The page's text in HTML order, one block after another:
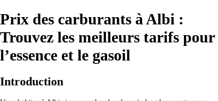
Prix des carburants à Albi :
Trouvez les meilleurs tarifs pour
l’essence et le gasoil
Introduction